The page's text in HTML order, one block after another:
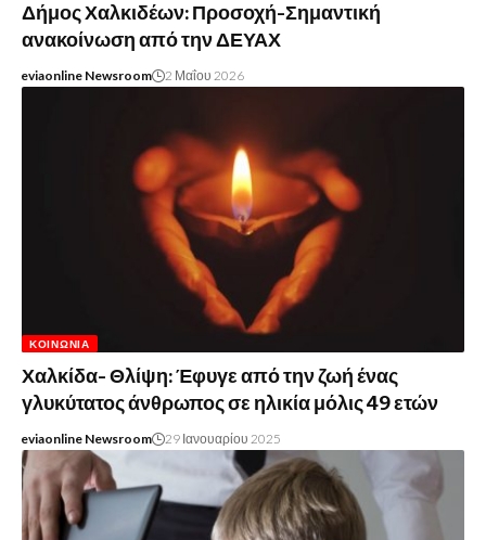
Δήμος Χαλκιδέων: Προσοχή-Σημαντική
ανακοίνωση από την ΔΕΥΑΧ
eviaonline Newsroom 2 Μαΐου 2026
ΚΟΙΝΩΝΊΑ
Χαλκίδα- Θλίψη: Έφυγε από την ζωή ένας
γλυκύτατος άνθρωπος σε ηλικία μόλις 49 ετών
eviaonline Newsroom 29 Ιανουαρίου 2025